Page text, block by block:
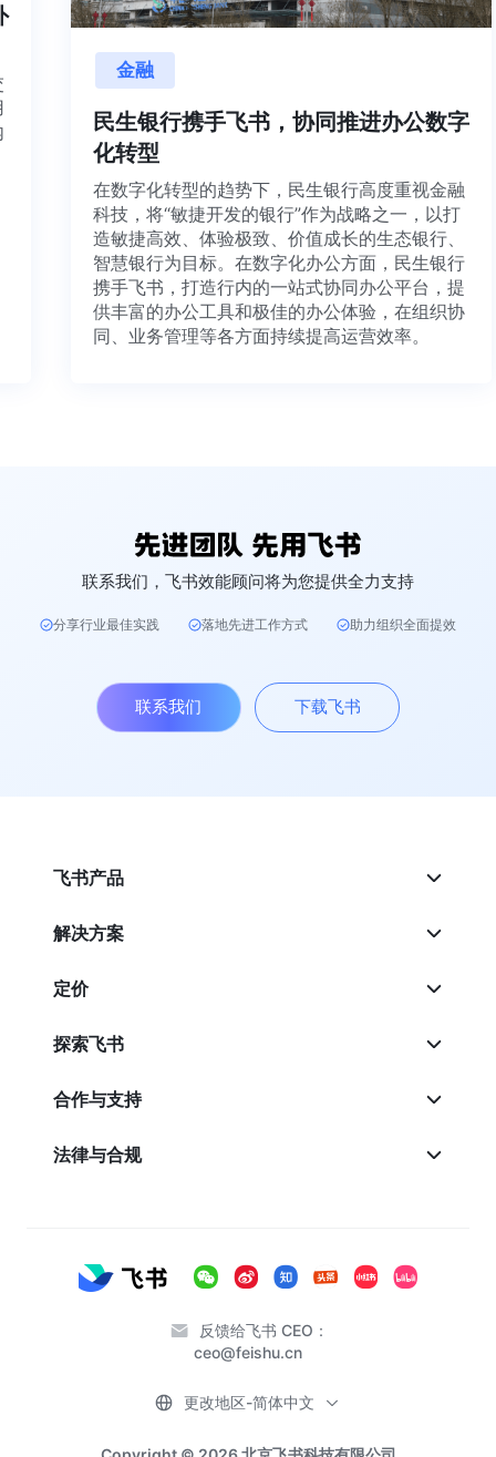
金融
民生银行携手飞书，协同推进办公数字
化转型
在数字化转型的趋势下，民生银行高度重视金融
科技，将“敏捷开发的银行”作为战略之一，以打
造敏捷高效、体验极致、价值成长的生态银行、
智慧银行为目标。在数字化办公方面，民生银行
携手飞书，打造行内的一站式协同办公平台，提
供丰富的办公工具和极佳的办公体验，在组织协
同、业务管理等各方面持续提高运营效率。
联系我们，飞书效能顾问将为您提供全力支持
分享行业最佳实践 落地先进工作方式 助力组织全面提效
联系我们 下载飞书
飞书产品
解决方案
定价
探索飞书
合作与支持
法律与合规
反馈给飞书 CEO：
ceo@feishu.cn
更改地区-简体中文